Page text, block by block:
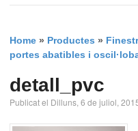
Home » Productes »
portes abatibles i
detall_pvc
Publicat el Dilluns, 6 de juliol,